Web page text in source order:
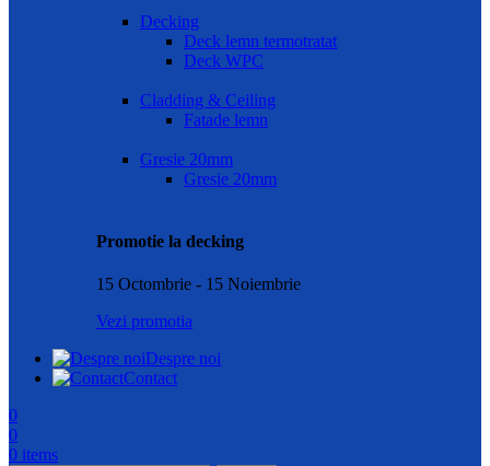
Decking
Deck lemn termotratat
Deck WPC
Cladding & Ceiling
Fatade lemn
Gresie 20mm
Gresie 20mm
Promotie la decking
15 Octombrie - 15 Noiembrie
Vezi promotia
Despre noi
Contact
0
0
0 items